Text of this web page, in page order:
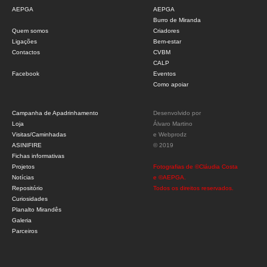
AEPGA
Quem somos
Ligações
Contactos
Facebook
AEPGA
Burro de Miranda
Criadores
Bem-estar
CVBM
CALP
Eventos
Como apoiar
Campanha de Apadrinhamento
Loja
Visitas/Caminhadas
ASINIFIRE
Fichas informativas
Projetos
Notícias
Repositório
Curiosidades
Planalto Mirandês
Galeria
Parceiros
Desenvolvido por
Álvaro Martino
e Webprodz
© 2019
Fotografias de ©Cláudia Costa
e ©AEPGA.
Todos os direitos reservados.